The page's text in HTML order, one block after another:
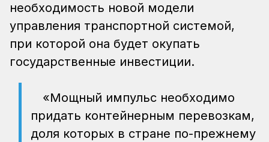
необходимость новой модели
управления транспортной системой,
при которой она будет окупать
государственные инвестиции.
«Мощный импульс необходимо
придать контейнерным перевозкам,
доля которых в стране по-прежнему